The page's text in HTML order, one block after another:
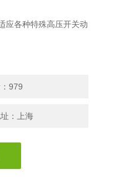
应各种特殊高压开关动
979
：上海